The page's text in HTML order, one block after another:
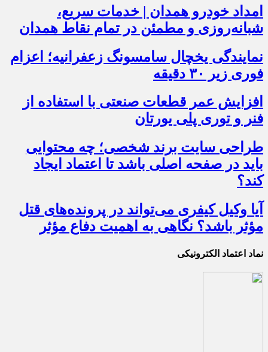
امداد خودرو همدان | خدمات سریع،
شبانه‌روزی و مطمئن در تمام نقاط همدان
نمایندگی یخچال سامسونگ زعفرانیه؛ اعزام
فوری زیر ۳۰ دقیقه
افزایش عمر قطعات صنعتی با استفاده از
فنر و توری پلی یورتان
طراحی سایت برند شخصی؛ چه محتوایی
باید در صفحه اصلی باشد تا اعتماد ایجاد
کند؟
آیا وکیل کیفری می‌تواند در پرونده‌های قتل
مؤثر باشد؟ نگاهی به اهمیت دفاع مؤثر
نماد اعتماد الکترونیکی